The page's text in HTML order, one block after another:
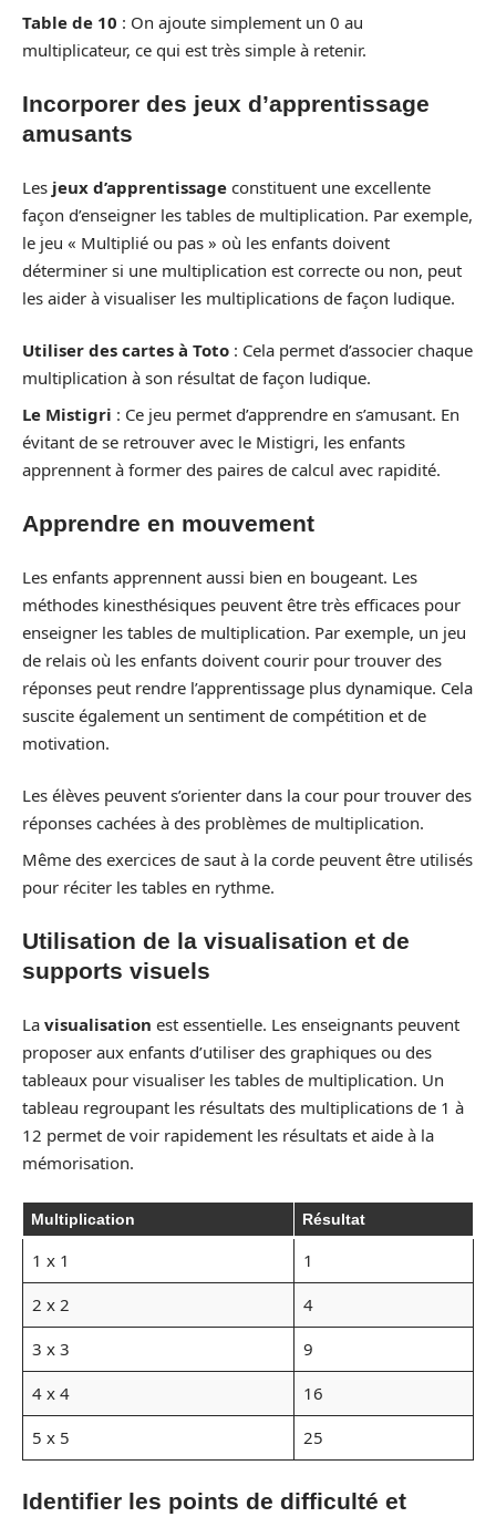
Table de 10 : On ajoute simplement un 0 au
multiplicateur, ce qui est très simple à retenir.
Incorporer des jeux d’apprentissage
amusants
Les jeux d’apprentissage constituent une excellente
façon d’enseigner les tables de multiplication. Par exemple,
le jeu « Multiplié ou pas » où les enfants doivent
déterminer si une multiplication est correcte ou non, peut
les aider à visualiser les multiplications de façon ludique.
Utiliser des cartes à Toto : Cela permet d’associer chaque
multiplication à son résultat de façon ludique.
Le Mistigri : Ce jeu permet d’apprendre en s’amusant. En
évitant de se retrouver avec le Mistigri, les enfants
apprennent à former des paires de calcul avec rapidité.
Apprendre en mouvement
Les enfants apprennent aussi bien en bougeant. Les
méthodes kinesthésiques peuvent être très efficaces pour
enseigner les tables de multiplication. Par exemple, un jeu
de relais où les enfants doivent courir pour trouver des
réponses peut rendre l’apprentissage plus dynamique. Cela
suscite également un sentiment de compétition et de
motivation.
Les élèves peuvent s’orienter dans la cour pour trouver des
réponses cachées à des problèmes de multiplication.
Même des exercices de saut à la corde peuvent être utilisés
pour réciter les tables en rythme.
Utilisation de la visualisation et de
supports visuels
La visualisation est essentielle. Les enseignants peuvent
proposer aux enfants d’utiliser des graphiques ou des
tableaux pour visualiser les tables de multiplication. Un
tableau regroupant les résultats des multiplications de 1 à
12 permet de voir rapidement les résultats et aide à la
mémorisation.
Multiplication Résultat
1 x 1
1
2 x 2
4
3 x 3
9
4 x 4
16
5 x 5
25
Identifier les points de difficulté et